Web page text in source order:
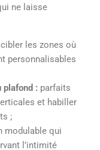
ne laisse
les zones où
personnalisables
plafond : parfaits
et habiller
;
modulable qui
l’intimité